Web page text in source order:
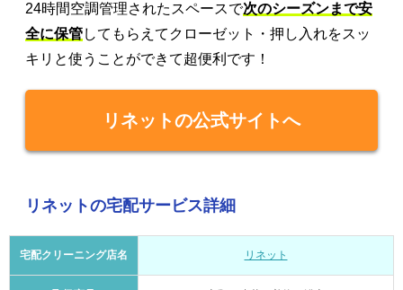
24時間空調管理されたスペースで次のシーズンまで安
全に保管してもらえてクローゼット・押し入れをスッ
キリと使うことができて超便利です！
リネットの公式サイトへ
リネットの宅配サービス詳細
宅配クリーニング店名 リネット